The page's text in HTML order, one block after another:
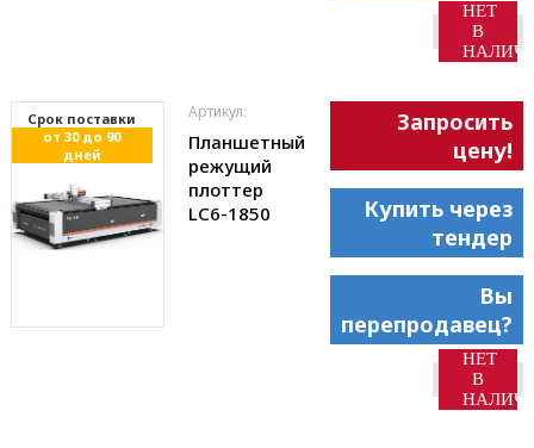
НЕТ
В
Cрок поставки
от 30 до 90
дней
Артикул:
Планшетный
режущий
плоттер
LC6-1850
Запросить
цену!
Купить через
тендер
Вы
перепродавец?
НЕТ
В